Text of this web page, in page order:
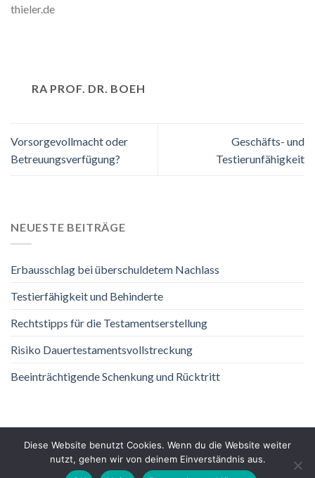
thieler.de
RA PROF. DR. BOEH
Vorsorgevollmacht oder
Betreuungsverfügung?
Geschäfts- und
Testierunfähigkeit
NEUESTE BEITRÄGE
Erbausschlag bei überschuldetem Nachlass
Testierfähigkeit und Behinderte
Rechtstipps für die Testamentserstellung
Risiko Dauertestamentsvollstreckung
Beeinträchtigende Schenkung und Rücktritt
DATENSCHUTZ IMPRESSUM
Diese Website benutzt Cookies. Wenn du die Website weiter
nutzt, gehen wir von deinem Einverständnis aus.